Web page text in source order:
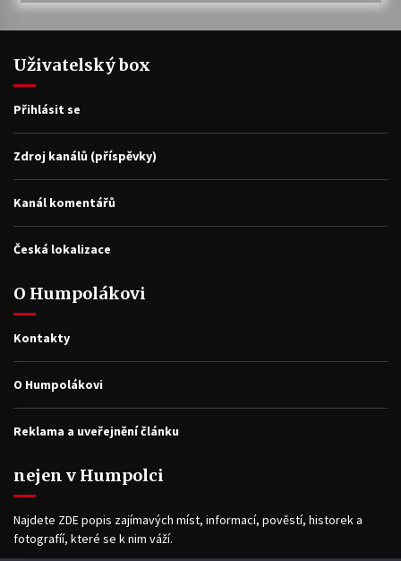
Uživatelský box
Přihlásit se
Zdroj kanálů (příspěvky)
Kanál komentářů
Česká lokalizace
O Humpolákovi
Kontakty
O Humpolákovi
Reklama a uveřejnění článku
nejen v Humpolci
Najdete ZDE popis zajímavých míst, informací, pověstí, historek a
fotografíí, které se k nim váží.